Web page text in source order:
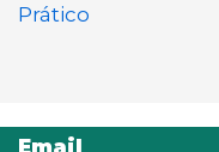
Prático
Email